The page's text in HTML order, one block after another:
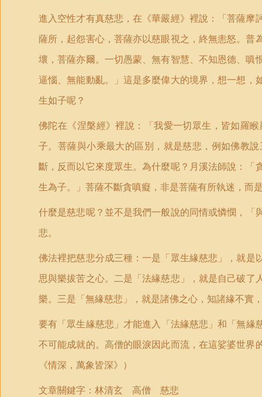
進入空性才有真慈悲，在《華嚴經》裡說：「菩薩
薩所，起怨害心，菩薩亦以慈眼視之，終無恚怒。
壞，菩薩亦爾。一切愚蒙、無有智慧、不知恩德、
逼惱、無能動亂。
」這是多麼偉大的境界，想一想，
生如子呢？
佛陀在《涅槃經》裡說：「我愛一切眾生，皆如羅
子。菩薩與小乘最大的區別，就是慈悲，例如佛教
斷，反而以它來度眾生。為什麼呢？月溪法師說：
生為子。
」 菩薩不斷貪嗔癡，非是菩薩有所執迷，而
什麼是慈悲呢？並不是我們一般說的同情或憐憫，
「
悲。
佛法裡把慈悲分成三種：一是 「眾生緣慈悲 」
，就是
思與樂拔苦之心。二是 「法緣慈悲 」
，就是自己破
樂。三是 「無緣慈悲 」
，就是諸佛之心，知諸緣不實
要有 「眾生緣慈悲 」才能進入 「法緣慈悲 」和 「無緣
不可能成就的。高僧的眼淚因此而流，在這娑婆世
《情深，萬象皆深》）
文章關鍵字：林清玄 高僧 慈悲